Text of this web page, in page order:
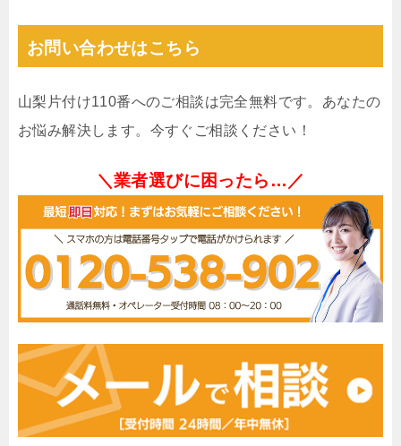
お問い合わせはこちら
山梨片付け110番へのご相談は完全無料です。あなたの
お悩み解決します。今すぐご相談ください！
＼業者選びに困ったら…／